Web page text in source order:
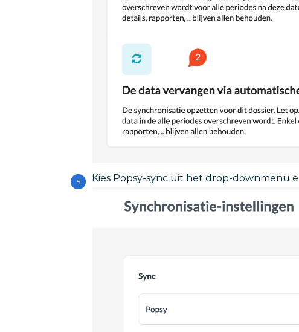
Kies Popsy-sync uit het drop-downmenu